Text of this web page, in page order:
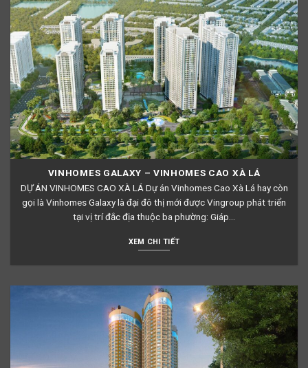
VINHOMES GALAXY – VINHOMES CAO XÀ LÁ
DỰ ÁN VINHOMES CAO XÀ LÁ Dự án Vinhomes Cao Xà Lá hay còn
gọi là Vinhomes Galaxy là đại đô thị mới được Vingroup phát triển
tại vị trí đắc địa thuộc ba phường: Giáp...
XEM CHI TIẾT